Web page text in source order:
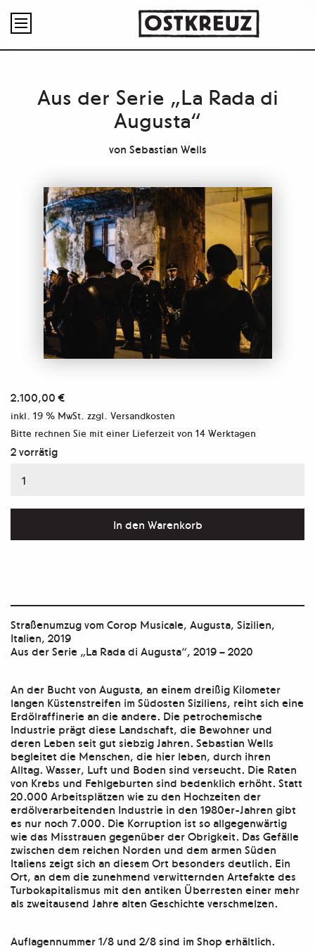

Aus der Serie „La Rada di
Augusta“
von Sebastian Wells
2.100,00€
inkl. 19 % MwSt. zzgl. Versandkosten
Bitte rechnen Sie mit einer Lieferzeit von 14 Werktagen
2 vorrätig
Aus
„La
Augusta"
Menge
In den Warenkorb
Straßenumzug vom Corop Musicale, Augusta, Sizilien,
Italien, 2019
Aus der Serie „La Rada di Augusta“, 2019 – 2020
An der Bucht von Augusta, an einem dreißig Kilometer
langen Küstenstreifen im Südosten Siziliens, reiht sich eine
Erdölraffinerie an die andere. Die petrochemische
Industrie prägt diese Landschaft, die Bewohner und
deren Leben seit gut siebzig Jahren. Sebastian Wells
begleitet die Menschen, die hier leben, durch ihren
Alltag. Wasser, Luft und Boden sind verseucht. Die Raten
von Krebs und Fehlgeburten sind bedenklich erhöht. Statt
20.000 Arbeitsplätzen wie zu den Hochzeiten der
erdölverarbeitenden Industrie in den 1980er-Jahren gibt
es nur noch 7.000. Die Korruption ist so allgegenwärtig
wie das Misstrauen gegenüber der Obrigkeit. Das Gefälle
zwischen dem reichen Norden und dem armen Süden
Italiens zeigt sich an diesem Ort besonders deutlich. Ein
Ort, an dem die zunehmend verwitternden Artefakte des
Turbokapitalismus mit den antiken Überresten einer mehr
als zweitausend Jahre alten Geschichte verschmelzen.
Auflagennummer 1/8 und 2/8 sind im Shop erhältlich.